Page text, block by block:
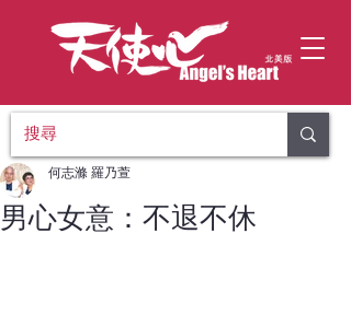
男心女意：不退不休
何志滌 羅乃萱